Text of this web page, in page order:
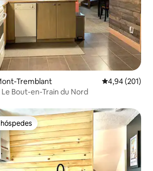
Tremblant 4,94 de uma
4,94 (201)
Bout-en-Train du Nord
preferidos dos hóspedes